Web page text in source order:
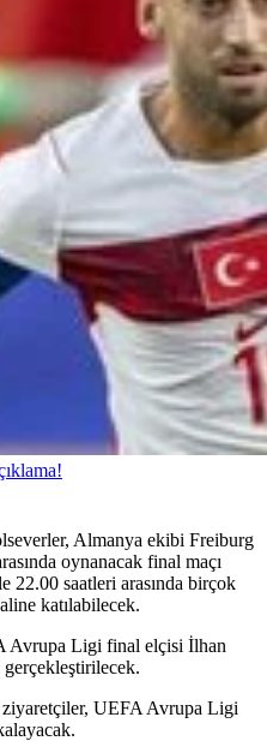
Almanya ekibi Freiburg
oynanacak final maçı
22.00 saatleri arasında birçok
katılabilecek.
Avrupa Ligi final elçisi İlhan
gerçekleştirilecek.
ziyaretçiler, UEFA Avrupa Ligi